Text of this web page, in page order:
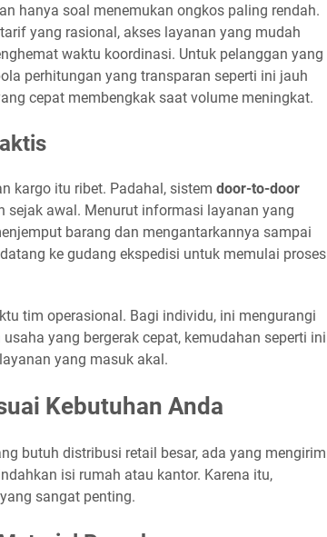
hanya soal menemukan ongkos paling rendah.
yang rasional, akses layanan yang mudah
waktu koordinasi. Untuk pelanggan yang
perhitungan yang transparan seperti ini jauh
cepat membengkak saat volume meningkat.
kargo itu ribet. Padahal, sistem door-to-door
sejak awal. Menurut informasi layanan yang
barang dan mengantarkannya sampai
ke gudang ekspedisi untuk memulai proses
tim operasional. Bagi individu, ini mengurangi
yang bergerak cepat, kemudahan seperti ini
yang masuk akal.
Kebutuhan Anda
butuh distribusi retail besar, ada yang mengirim
isi rumah atau kantor. Karena itu,
sangat penting.